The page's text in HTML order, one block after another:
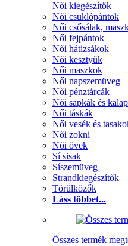
Női kiegészítők
Női csuklópántok
Női csősálak,
Női fejpántok
Női hátizsákok
Női kesztyűk
Női maszkok
Női napszemüveg
Női pénztárcák
Női sapkák és
Női táskák
Női vesék és
Női zokni
Női övek
Sí sisak
Síszemüveg
Strandkiegészítők
Törülközők
Láss többet...
Összes termék